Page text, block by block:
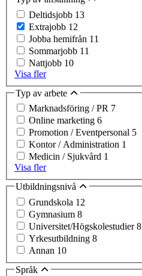
Deltidsjobb 13
Extrajobb 12
Jobba hemifrån 11
Sommarjobb 11
Nattjobb 10
Visa fler
Typ av arbete
Marknadsföring / PR 7
Online marketing 6
Promotion / Eventpersonal 5
Kontor / Administration 1
Medicin / Sjukvård 1
Visa fler
Utbildningsnivå
Grundskola 12
Gymnasium 8
Universitet/Högskolestudier8
Yrkesutbildning 8
Annan 10
Språk